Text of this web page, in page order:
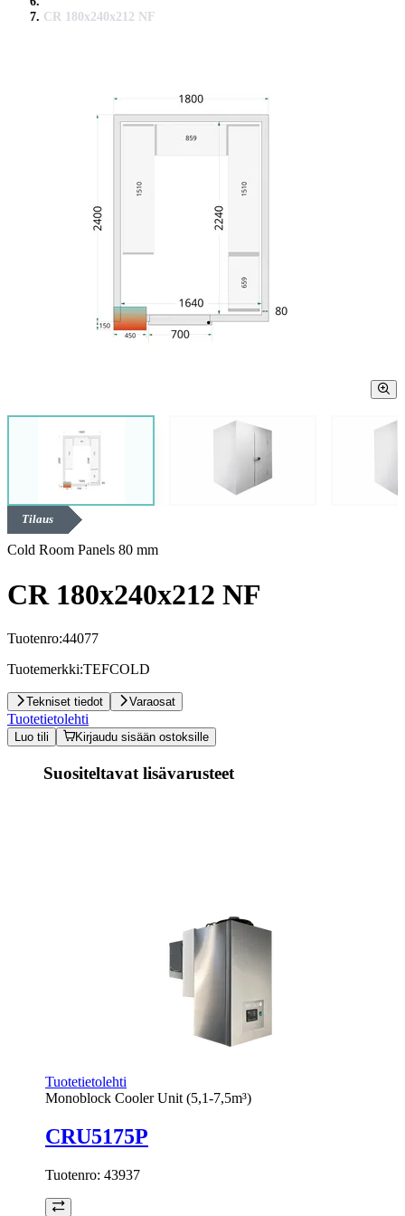
CR 180x240x212 NF
Tilaus
Cold Room Panels 80 mm
CR 180x240x212 NF
Tuotenro:44077
Tuotemerkki:TEFCOLD
Tekniset tiedot Varaosat
Tuotetietolehti
Luo tili Kirjaudu sisään ostoksille
Suositeltavat lisävarusteet
Tuotetietolehti
Monoblock Cooler Unit (5,1-7,5m³)
CRU5175P
Tuotenro: 43937